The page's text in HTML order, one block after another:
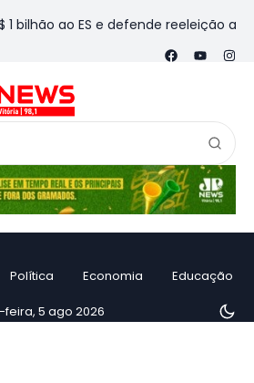
ao ES e defende reeleição ao
Política Economia Educação
5 ago 2026